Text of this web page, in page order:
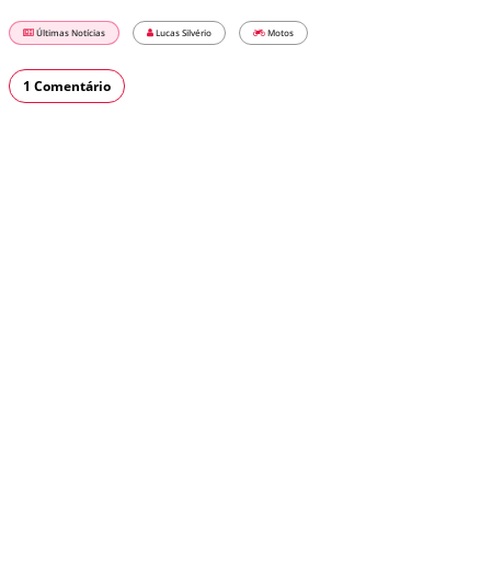
Últimas Notícias Lucas Silvério Motos
1 Comentário